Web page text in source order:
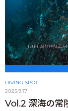
DIVING SPOT
2025.9.17
Vol.2 深海の常